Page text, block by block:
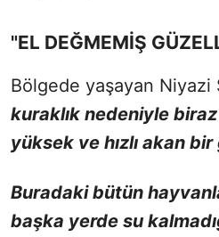
"EL DEĞMEMİŞ
Bölgede yaşayan Niyazi
kuraklık nedeniyle
yüksek ve hızlı akan
Buradaki bütün
başka yerde su